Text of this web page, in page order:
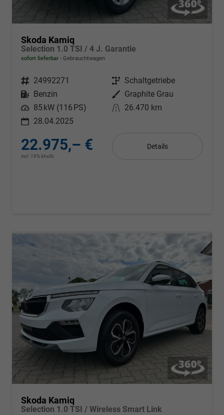
Skoda Kamiq
Selection 1.0 TSI / 4 J. Garantie
sofort lieferbar Gebrauchtwagen
Fahrzeugnr. 24992271 Getriebe Schaltgetriebe
Kraftstoff
Benzin Außenfarbe Graphite Grau
Leistung 85 kW (116 PS) Kilometerstand 26.470 km
28.04.2025
22.975,– €
incl. 19% MwSt.
Details
Skoda Kamiq
Selection 1.0 TSI / Wireless Smart Link